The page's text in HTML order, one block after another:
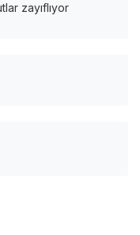
zayıflıyor